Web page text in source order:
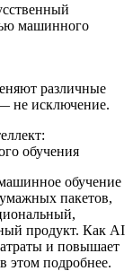
машинного
различные
не исключение.
обучение
пакетов,
продукт. Как AI
и повышает
этом подробнее.